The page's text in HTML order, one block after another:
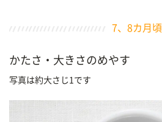
7、8カ月頃
かたさ・大きさのめやす
写真は約大さじ1です